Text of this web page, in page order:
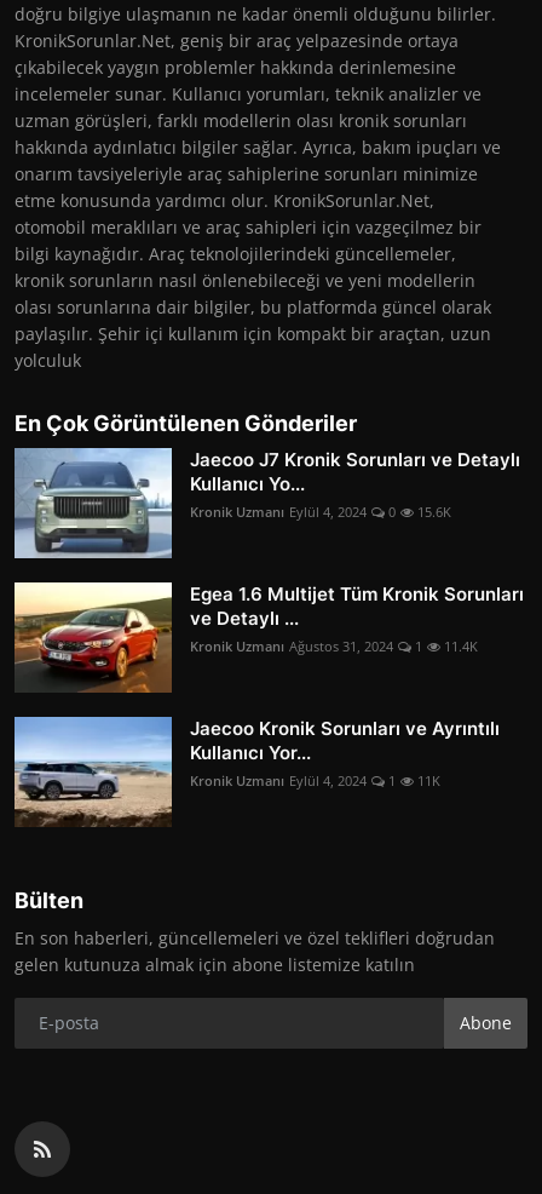
doğru bilgiye ulaşmanın ne kadar önemli olduğunu bilirler.
KronikSorunlar.Net, geniş bir araç yelpazesinde ortaya
çıkabilecek yaygın problemler hakkında derinlemesine
incelemeler sunar. Kullanıcı yorumları, teknik analizler ve
uzman görüşleri, farklı modellerin olası kronik sorunları
hakkında aydınlatıcı bilgiler sağlar. Ayrıca, bakım ipuçları ve
onarım tavsiyeleriyle araç sahiplerine sorunları minimize
etme konusunda yardımcı olur. KronikSorunlar.Net,
otomobil meraklıları ve araç sahipleri için vazgeçilmez bir
bilgi kaynağıdır. Araç teknolojilerindeki güncellemeler,
kronik sorunların nasıl önlenebileceği ve yeni modellerin
olası sorunlarına dair bilgiler, bu platformda güncel olarak
paylaşılır. Şehir içi kullanım için kompakt bir araçtan, uzun
yolculuk
En Çok Görüntülenen Gönderiler
Jaecoo J7 Kronik Sorunları ve Detaylı
Kullanıcı Yo...
Kronik Uzmanı Eylül 4, 2024 0 15.6K
Egea 1.6 Multijet Tüm Kronik Sorunları
ve Detaylı ...
Kronik Uzmanı Ağustos 31, 2024 1 11.4K
Jaecoo Kronik Sorunları ve Ayrıntılı
Kullanıcı Yor...
Kronik Uzmanı Eylül 4, 2024 1 11K
Bülten
En son haberleri, güncellemeleri ve özel teklifleri doğrudan
gelen kutunuza almak için abone listemize katılın
Abone